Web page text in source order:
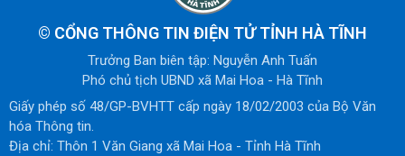
© CỔNG THÔNG TIN ĐIỆN TỬ TỈNH HÀ TĨNH
Trưởng Ban biên tập: Nguyễn Anh Tuấn
Phó chủ tịch UBND xã Mai Hoa - Hà Tĩnh
Giấy phép số 48/GP-BVHTT cấp ngày 18/02/2003 của Bộ Văn
hóa Thông tin.
Địa chỉ: Thôn 1 Văn Giang xã Mai Hoa - Tỉnh Hà Tĩnh